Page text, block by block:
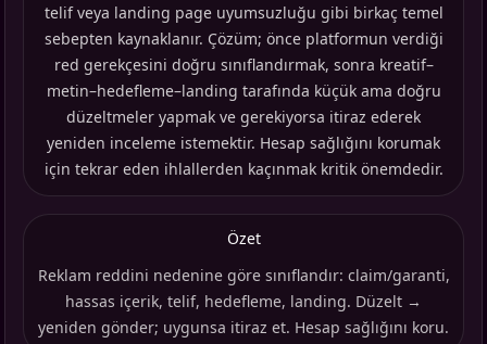
telif veya landing page uyumsuzluğu gibi birkaç temel
sebepten kaynaklanır. Çözüm; önce platformun verdiği
red gerekçesini doğru sınıflandırmak, sonra kreatif–
metin–hedefleme–landing tarafında küçük ama doğru
düzeltmeler yapmak ve gerekiyorsa itiraz ederek
yeniden inceleme istemektir. Hesap sağlığını korumak
için tekrar eden ihlallerden kaçınmak kritik önemdedir.
Özet
Reklam reddini nedenine göre sınıflandır: claim/garanti,
hassas içerik, telif, hedefleme, landing. Düzelt →
yeniden gönder; uygunsa itiraz et. Hesap sağlığını koru.